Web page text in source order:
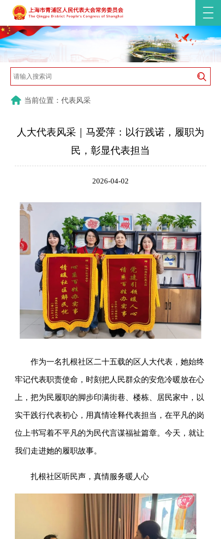
当前位置：代表风采
人大代表风采｜马爱萍：以行践诺，履职为
民，彰显代表担当
2026-04-02
作为一名扎根社区二十五载的区人大代表，她始终
牢记代表职责使命，时刻把人民群众的安危冷暖放在心
上，把为民履职的脚步印满街巷、楼栋、居民家中，以
实干践行代表初心，用真情诠释代表担当，在平凡的岗
位上书写着不平凡的为民代言谋福祉篇章。今天，就让
我们走进她的履职故事。
扎根社区听民声，真情服务暖人心